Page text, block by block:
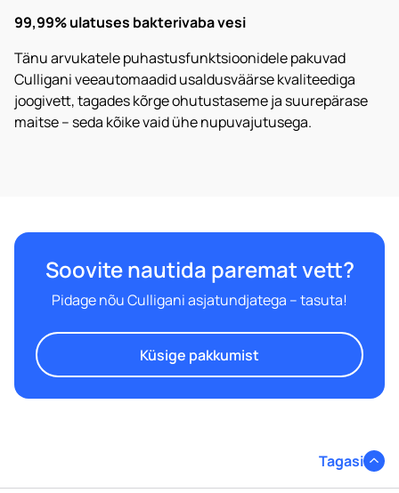
Telefon
Soovin saada teavet ja reklaami (sealhulgas e-kirju)
99,99% ulatuses bakterivaba vesi
Tänu arvukatele puhastusfunktsioonidele pakuvad
Culligani veeautomaadid usaldusväärse kvaliteediga
joogivett, tagades kõrge ohutustaseme ja suurepärase
maitse – seda kõike vaid ühe nupuvajutusega.
Soovite nautida paremat vett?
Pidage nõu Culligani asjatundjatega – tasuta!
Küsige pakkumist
Tagasi